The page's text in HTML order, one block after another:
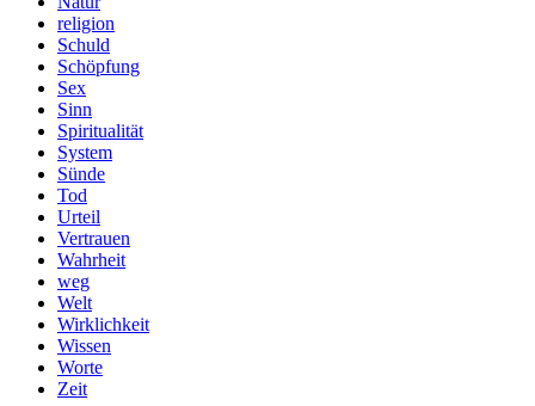
religion
Schuld
Schöpfung
Sex
Sinn
Spiritualität
System
Sünde
Tod
Urteil
Vertrauen
Wahrheit
weg
Welt
Wirklichkeit
Wissen
Worte
Zeit